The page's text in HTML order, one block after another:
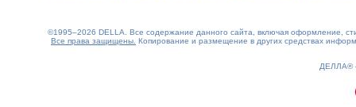
©1995–2026 DELLA. Все содержание данного сайта, включая оформление,
Все права защищены. Копирование и размещение в других средствах